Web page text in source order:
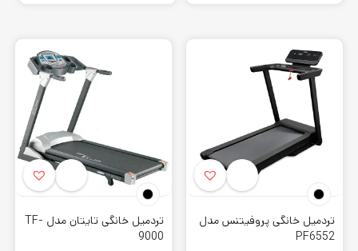
تردمیل خانگی پروفیتنس مدل
PF6552
تردمیل خانگی تایتان مدل TF-
9000